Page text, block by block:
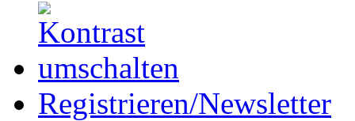
Registrieren/Newsletter